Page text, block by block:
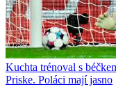
Kuchta trénoval s
Priske. Poláci mají jasno